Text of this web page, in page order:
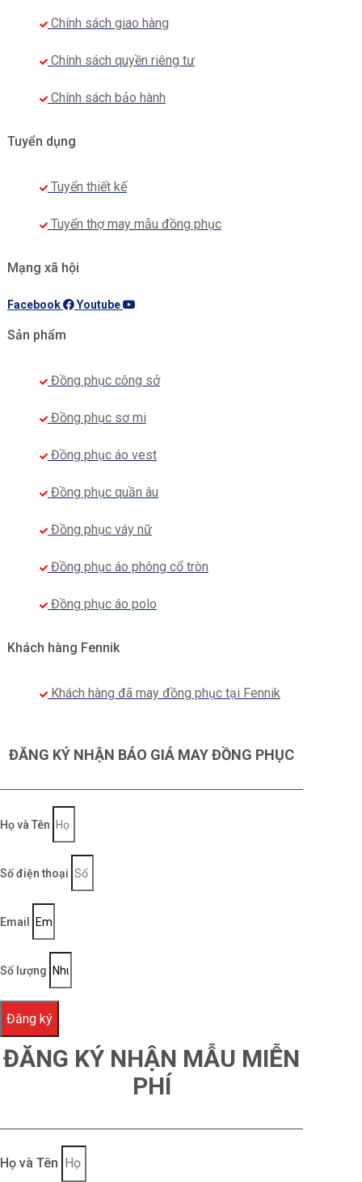
Chính sách giao hàng
Chính sách quyền riêng tư
Chính sách bảo hành
Tuyển dụng
Tuyển thiết kế
Tuyển thợ may mẫu đồng phục
Mạng xã hội
Facebook Youtube
Sản phẩm
Đồng phục công sở
Đồng phục sơ mi
Đồng phục áo vest
Đồng phục quần âu
Đồng phục váy nữ
Đồng phục áo phông cổ tròn
Đồng phục áo polo
Khách hàng Fennik
Khách hàng đã may đồng phục tại Fennik
ĐĂNG KÝ NHẬN BÁO GIÁ MAY ĐỒNG PHỤC
Họ và Tên
Số điện thoại
Email
Số lượng
Đăng ký
ĐĂNG KÝ NHẬN MẪU MIỄN
PHÍ
Họ và Tên